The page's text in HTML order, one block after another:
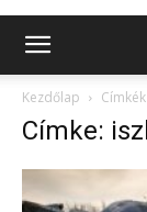
Kezdőlap Címkék
Címke: